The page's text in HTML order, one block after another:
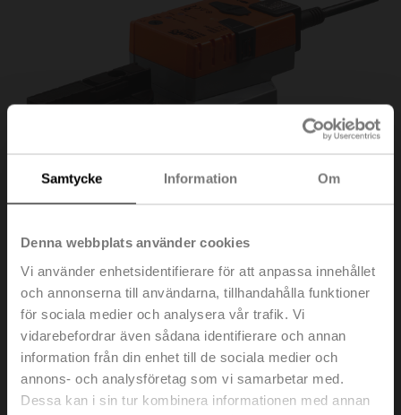
Samtycke Information Om
Denna webbplats använder cookies
Vi använder enhetsidentifierare för att anpassa innehållet
och annonserna till användarna, tillhandahålla funktioner
för sociala medier och analysera vår trafik. Vi
vidarebefordrar även sådana identifierare och annan
information från din enhet till de sociala medier och
annons- och analysföretag som vi samarbetar med.
Dessa kan i sin tur kombinera informationen med annan
SRC24A-SR
Vridande ställdon, 20 Nm, AC/DC 24 V, 2...10 V, 35 s,
IP54